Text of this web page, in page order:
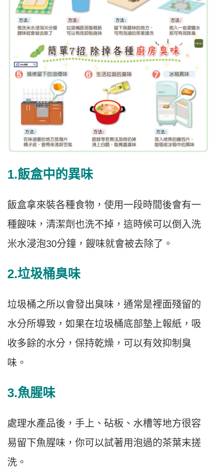
1.飯盒中的異味
飯盒拿來裝各種食物，使用一段時間後會有一
種餿味，清潔劑也洗不掉，這時候可以倒入洗
米水浸泡30分鐘，餿味就會被去除了。
2.垃圾桶臭味
垃圾桶之所以會發出臭味，通常是裡面殘留的
水分所導致，如果在垃圾桶底部墊上報紙，吸
收多餘的水分，保持乾燥，可以有效抑制臭
味。
3.魚腥味
處理水產品後，手上、砧板、水槽等地方很容
易留下魚腥味，你可以試著用泡過的茶葉末搓
洗。